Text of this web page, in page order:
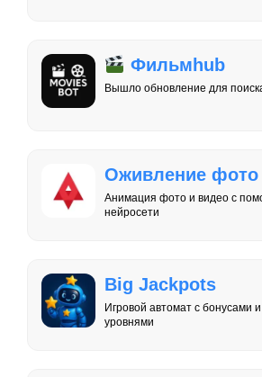
Фильмhub
Вышло обновление для
Оживление фото
Анимация фото и видео с
нейросети
Big Jackpots
Игровой автомат с бонусами
уровнями